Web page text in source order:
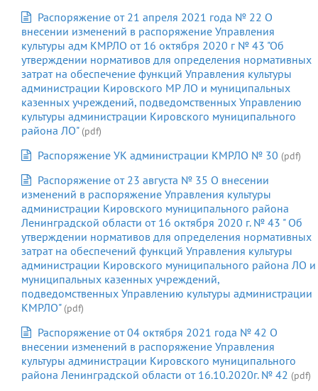
Распоряжение от 21 апреля 2021 года № 22 О
внесении изменений в распоряжение Управления
культуры адм КМРЛО от 16 октября 2020 г № 43 "Об
утверждении нормативов для определения нормативных
затрат на обеспечение функций Управления культуры
администрации Кировского МР ЛО и муниципальных
казенных учреждений, подведомственных Управлению
культуры администрации Кировского муниципального
района ЛО" (pdf)
Распоряжение УК администрации КМРЛО № 30 (pdf)
Распоряжение от 23 августа № 35 О внесении
изменений в распоряжение Управления культуры
администрации Кировского муниципального района
Ленинградской области от 16 октября 2020 г. № 43 " Об
утверждении нормативов для определения нормативных
затрат на обеспечений функций Управления культуры
администрации Кировского муниципального района ЛО и
муниципальных казенных учреждений,
подведомственных Управлению культуры администрации
КМРЛО" (pdf)
Распоряжение от 04 октября 2021 года № 42 О
внесении изменений в распоряжение Управления
культуры администрации Кировского муниципального
района Ленинградской области от 16.10.2020г. № 42 (pdf)